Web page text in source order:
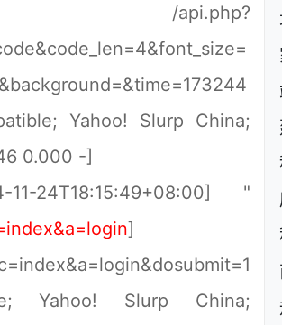
/api.php?
Yahoo! Slurp China;
0.000 -]
24T18:15:49+08:00] "
]
Yahoo! Slurp China;